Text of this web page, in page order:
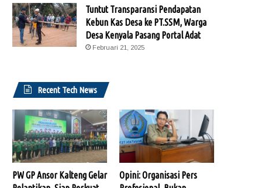
Tuntut Transparansi Pendapatan
Kebun Kas Desa ke PT.SSM, Warga
Desa Kenyala Pasang Portal Adat
Februari 21, 2025
Recent Tech News
PW GP Ansor Kalteng Gelar
Opini: Organisasi Pers